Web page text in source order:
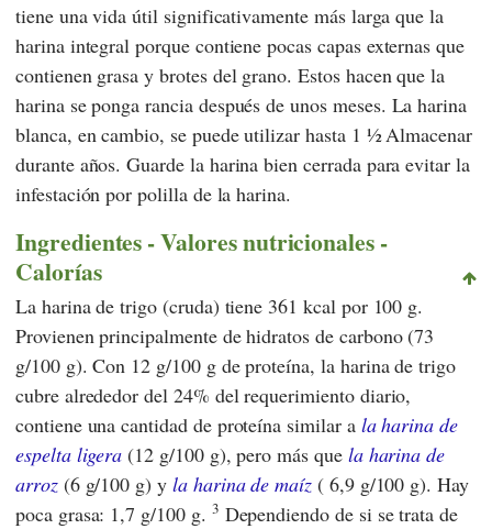
tiene una vida útil significativamente más larga que la
harina integral porque contiene pocas capas externas que
contienen grasa y brotes del grano. Estos hacen que la
harina se ponga rancia después de unos meses. La harina
blanca, en cambio, se puede utilizar hasta 1 ½Almacenar
durante años. Guarde la harina bien cerrada para evitar la
infestación por polilla de la harina.
Ingredientes - Valores nutricionales -
Calorías
La harina de trigo (cruda) tiene 361 kcal por 100 g.
Provienen principalmente de hidratos de carbono (73
g/100 g). Con 12 g/100 g de proteína, la harina de trigo
cubre alrededor del 24% del requerimiento diario,
contiene una cantidad de proteína similar a la harina de
espelta ligera (12 g/100 g), pero más que la harina de
arroz(6 g/100 g) y la harina de maíz ( 6,9 g/100 g). Hay
poca grasa: 1,7 g/100 g. 3 Dependiendo de si se trata de